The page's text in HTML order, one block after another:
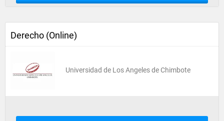
Derecho (Online)
Universidad de Los Angeles de Chimbote